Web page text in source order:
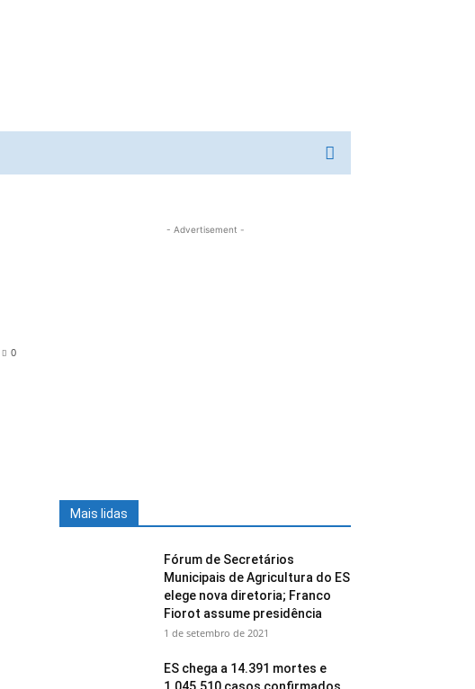
0
- Advertisement -
Mais lidas
Fórum de Secretários
Municipais de Agricultura do ES
elege nova diretoria; Franco
Fiorot assume presidência
1 de setembro de 2021
ES chega a 14.391 mortes e